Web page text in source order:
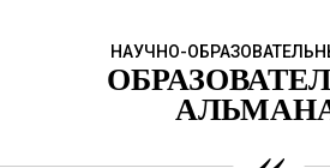
НАУЧНО-